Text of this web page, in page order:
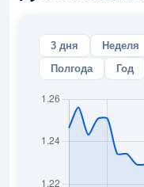
3 дня Неделя
Полгода
Год